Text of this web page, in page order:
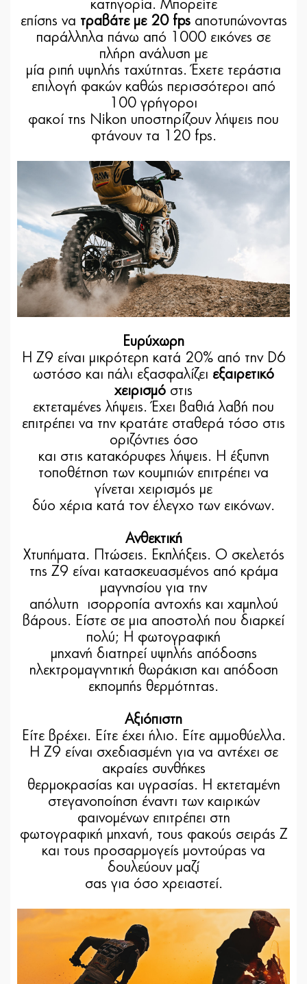
κατηγορία. Μπορείτε
επίσης να τραβάτε με 20 fpsαποτυπώνοντας
παράλληλα πάνω από 1000 εικόνες σε
πλήρη ανάλυση με
μία ριπή υψηλής ταχύτητας. Έχετε τεράστια
επιλογή φακών καθώς περισσότεροι από
100 γρήγοροι
φακοί της Nikon υποστηρίζουν λήψεις που
φτάνουν τα 120 fps.
Ευρύχωρη
Η Z9 είναι μικρότερη κατά 20% από την D6
ωστόσο και πάλι εξασφαλίζει εξαιρετικό
χειρισμό στις
εκτεταμένες λήψεις. Έχει βαθιά λαβή που
επιτρέπει να την κρατάτε σταθερά τόσο στις
οριζόντιες όσο
και στις κατακόρυφες λήψεις. Η έξυπνη
τοποθέτηση των κουμπιών επιτρέπει να
γίνεται χειρισμός με
δύο χέρια κατά τον έλεγχο των εικόνων.
Ανθεκτική
Χτυπήματα. Πτώσεις. Εκπλήξεις. Ο σκελετός
της Z9 είναι κατασκευασμένος από κράμα
μαγνησίου για την
απόλυτη ισορροπία αντοχής και χαμηλού
βάρους. Είστε σε μια αποστολή που διαρκεί
πολύ; Η φωτογραφική
μηχανή διατηρεί υψηλής απόδοσης
ηλεκτρομαγνητική θωράκιση και απόδοση
εκπομπής θερμότητας.
Αξιόπιστη
Είτε βρέχει. Είτε έχει ήλιο. Είτε αμμοθύελλα.
H Z9 είναι σχεδιασμένη για να αντέχει σε
ακραίες συνθήκες
θερμοκρασίας και υγρασίας. Η εκτεταμένη
στεγανοποίηση έναντι των καιρικών
φαινομένων επιτρέπει στη
φωτογραφική μηχανή, τους φακούς σειράς Z
και τους προσαρμογείς μοντούρας να
δουλεύουν μαζί
σας για όσο χρειαστεί.